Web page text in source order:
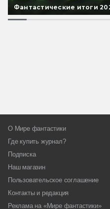
Фантастические итоги
О Мире фантастики
Где купить журнал?
Подписка
Наш магазин
Пользовательское соглашение
Контакты и редакция
Реклама на «Мире фантастики»